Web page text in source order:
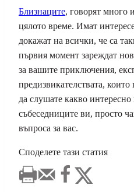
Близнаците, говорят много
цялото време. Имат
докажат на всички, че са
първия момент зареждат
за вашите приключения,
предизвикателствата,
да слушате какво
събеседниците ви, просто
въпроса за вас.
Споделете тази статия